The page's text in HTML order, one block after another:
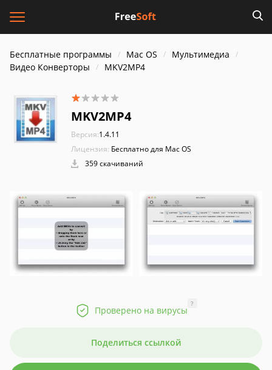
Бесплатные программы Mac OS
Мультимедиа
Видео Конверторы
MKV2MP4
MKV2MP4
Версия:1.4.11
Лицензия: Бесплатно для Mac OS
359 скачиваний
Проверено на вирусы
?
Поделиться ссылкой